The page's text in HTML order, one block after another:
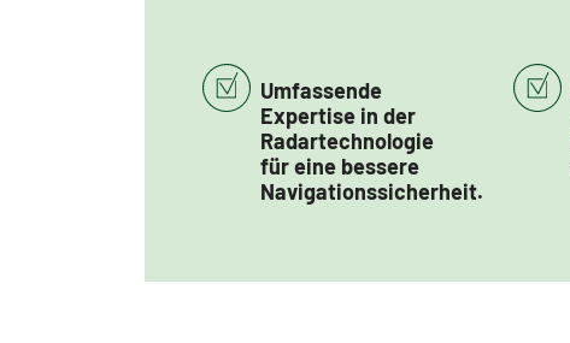
Umfassende
Expertise in der
Radartechnologie
für eine bessere
Navigationssicherheit.